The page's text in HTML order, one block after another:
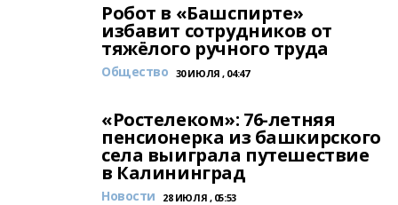
Робот в «Башспирте»
избавит сотрудников от
тяжёлого ручного труда
Общество 30 ИЮЛЯ , 04:47
«Ростелеком»: 76-летняя
пенсионерка из башкирского
села выиграла путешествие
в Калининград
Новости 28 ИЮЛЯ , 05:53